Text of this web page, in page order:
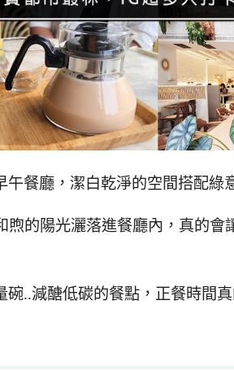
餐廳，潔白乾淨的空間搭配綠
煦的陽光灑落進餐廳內，真的會
碗..減醣低碳的餐點，正餐時間